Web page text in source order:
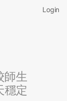
Login
師生
穩定